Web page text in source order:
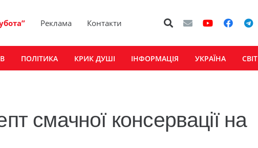
Реклама Контакти
ПОЛІТИКА КРИК ДУШІ ІНФОРМАЦІЯ УКРАЇНА СВІТ
смачної консервації на